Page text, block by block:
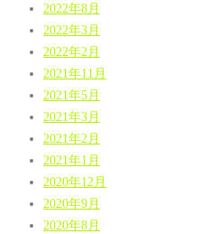
2022年8月
2022年3月
2022年2月
2021年11月
2021年5月
2021年3月
2021年2月
2021年1月
2020年12月
2020年9月
2020年8月